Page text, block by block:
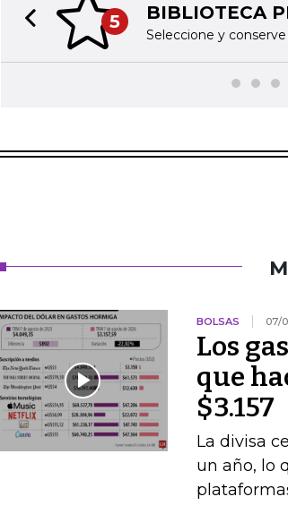
5 BIBLIOTECA
Seleccione y
Previous slide
BOLSAS 07/
Los
que
$3.157
La divisa
un año, lo